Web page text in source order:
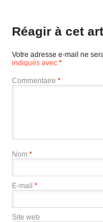
Réagir à cet
Votre adresse e-mail ne
indiqués avec *
Commentaire *
Nom *
E-mail *
Site web